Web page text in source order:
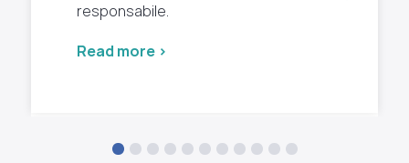
responsabile.
Read more >